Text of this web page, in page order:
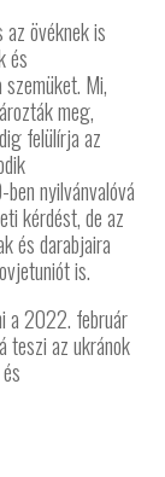
övéknek is
és
Mi,
meg,
felülírja az
nyilvánvalóvá
kérdést, de az
és darabjaira
is.
a 2022. február
teszi az ukránok